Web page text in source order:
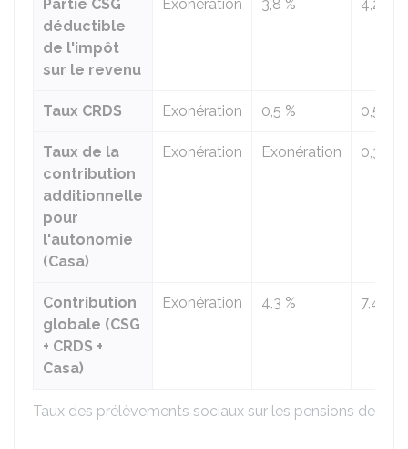
Taux des prélèvements sociaux sur les pensions de
Partie CSG
déductible
de l'impôt
sur le revenu
Exonération 3,8 % 4,2 %
Taux CRDS Exonération 0,5 % 0,5 %
Taux de la
contribution
additionnelle
pour
l'autonomie
(Casa)
Exonération Exonération 0,3 %
Contribution
globale (CSG
+ CRDS +
Casa)
Exonération 4,3 % 7,4 %